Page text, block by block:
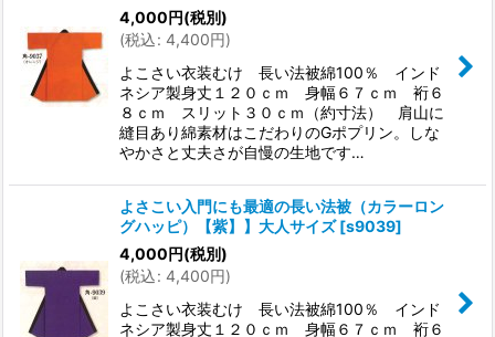
4,000円(税別)
(税込: 4,400円)
よこさい衣装むけ 長い法被綿100％ インド
ネシア製身丈１２０ｃｍ 身幅６７ｃｍ 裄６
８ｃｍ スリット３０ｃｍ（約寸法） 肩山に
縫目あり綿素材はこだわりのGポプリン。しな
やかさと丈夫さが自慢の生地です…
よさこい入門にも最適の長い法被（カラーロン
グハッピ）【紫】】大人サイズ [s9039]
4,000円(税別)
(税込: 4,400円)
よこさい衣装むけ 長い法被綿100％ インド
ネシア製身丈１２０ｃｍ 身幅６７ｃｍ 裄６